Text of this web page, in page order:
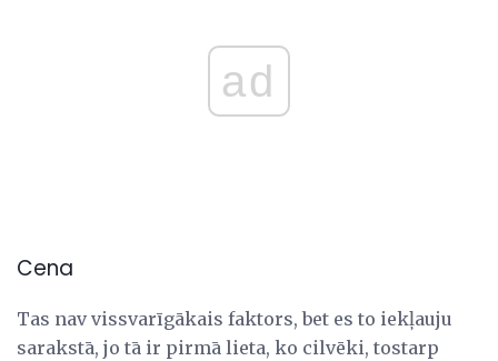
ad
Cena
Tas nav vissvarīgākais faktors, bet es to iekļauju
sarakstā, jo tā ir pirmā lieta, ko cilvēki, tostarp